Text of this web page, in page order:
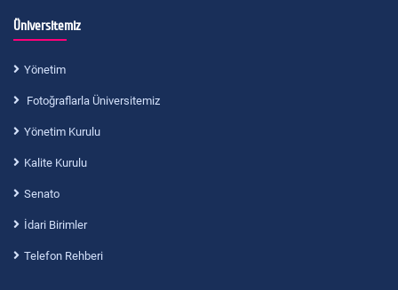
Üniversitemiz
Yönetim
Fotoğraflarla Üniversitemiz
Yönetim Kurulu
Kalite Kurulu
Senato
İdari Birimler
Telefon Rehberi